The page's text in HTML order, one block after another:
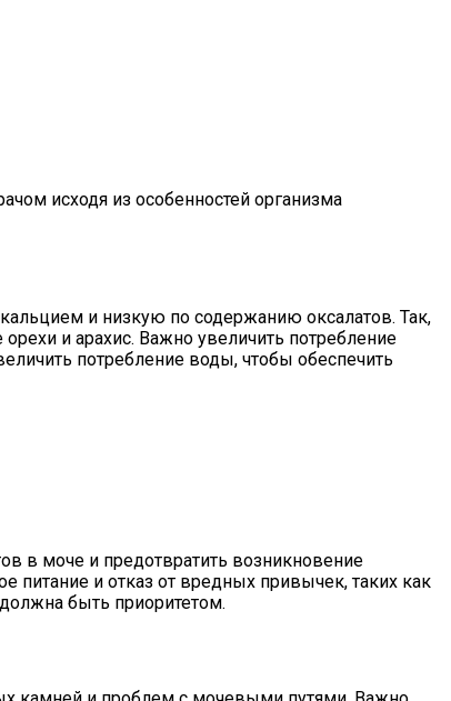
исходя из особенностей организма
и низкую по содержанию оксалатов. Так,
и арахис. Важно увеличить потребление
потребление воды, чтобы обеспечить
в моче и предотвратить возникновение
и отказ от вредных привычек, таких как
быть приоритетом.